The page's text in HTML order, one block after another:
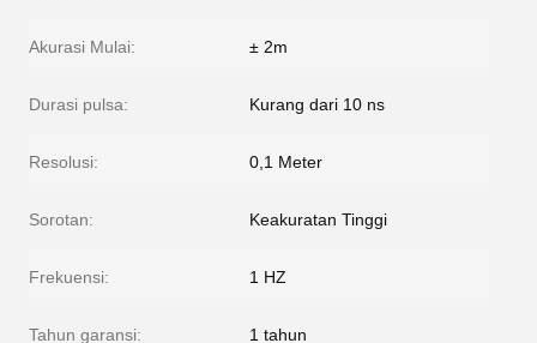
Akurasi Mulai: ± 2m
Durasi pulsa: Kurang dari 10 ns
Resolusi: 0,1 Meter
Sorotan: Keakuratan Tinggi
Frekuensi: 1 HZ
Tahun garansi: 1 tahun